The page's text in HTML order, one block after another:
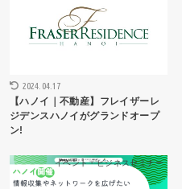
2024.04.17
【ハノイ｜不動産】フレイザーレ
ジデンスハノイがグランドオープ
ン!
イベント・ビジネスセミナー